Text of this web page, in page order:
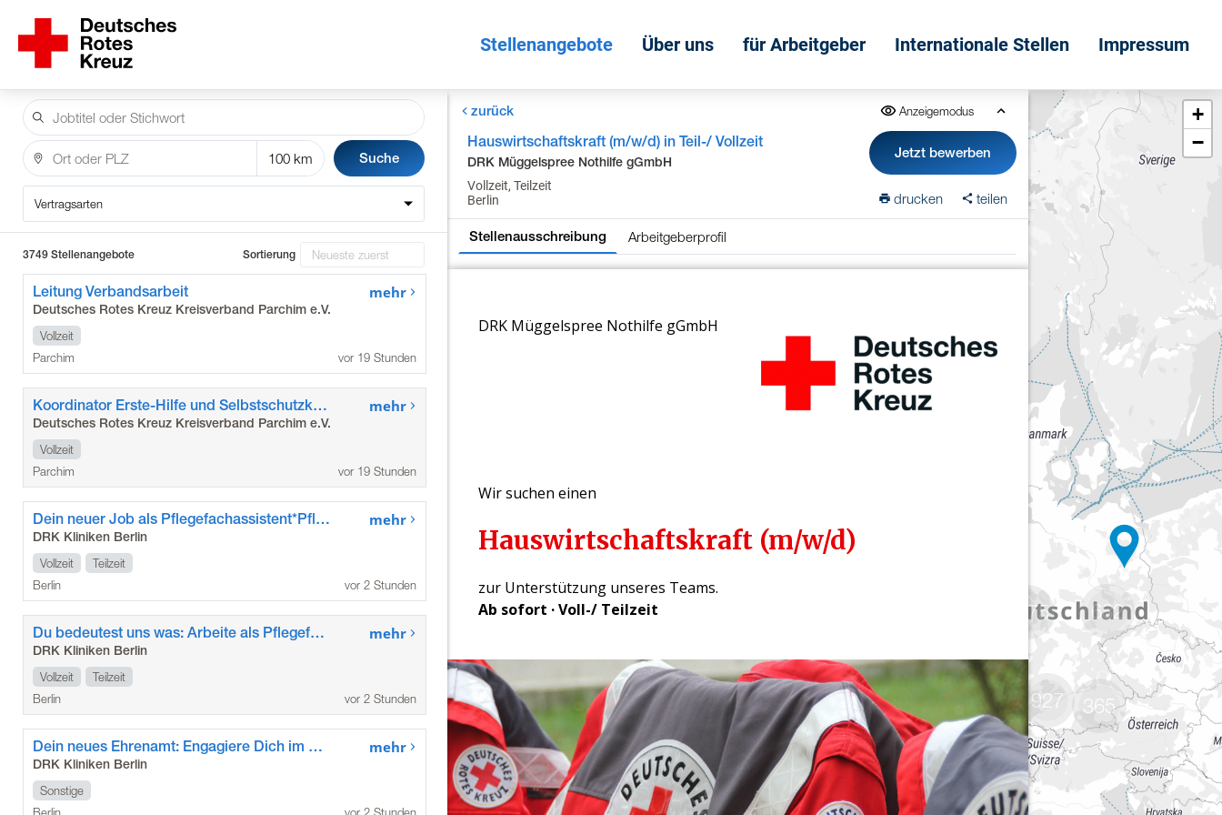
Stellenangebote Über uns für Arbeitgeber Internationale Stellen Impressum
Suche
Vertragsarten
3749 Stellenangebote Sortierung
Leitung Verbandsarbeit
Deutsches Rotes Kreuz Kreisverband Parchim e.V.
Vollzeit
Parchim
mehr
vor 19 Stunden
Koordinator Erste-Hilfe und Selbstschutzkompetenz
Deutsches Rotes Kreuz Kreisverband Parchim e.V.
Vollzeit
Parchim
mehr
vor 19 Stunden
Dein neuer Job als Pflegefachassistent*Pflegefachassistentin im Kunstkrankenhaus
DRK Kliniken Berlin
Vollzeit
Teilzeit
Berlin
mehr
vor 2 Stunden
Du bedeutest uns was: Arbeite als Pflegefachkraft / Pflegefachfrau*mann in den DRK Kliniken Berlin Köpenick
DRK Kliniken Berlin
Vollzeit
Teilzeit
Berlin
mehr
vor 2 Stunden
Dein neues Ehrenamt: Engagiere Dich im Besuchsdienst „Die Zeitschenker*innen“ der DRK Kliniken Berlin Köpenick
DRK Kliniken Berlin
Sonstige
mehr
zurück Anzeigemodus
Hauswirtschaftskraft (m/w/d) in Teil-/ Vollzeit
DRK Müggelspree Nothilfe gGmbH
Vollzeit, Teilzeit
Berlin
Jetzt bewerben
drucken teilen
Stellenausschreibung Arbeitgeberprofil
1775
927
682
365
+
−